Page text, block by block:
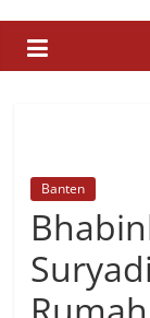
Saluran
Informasi
Banten